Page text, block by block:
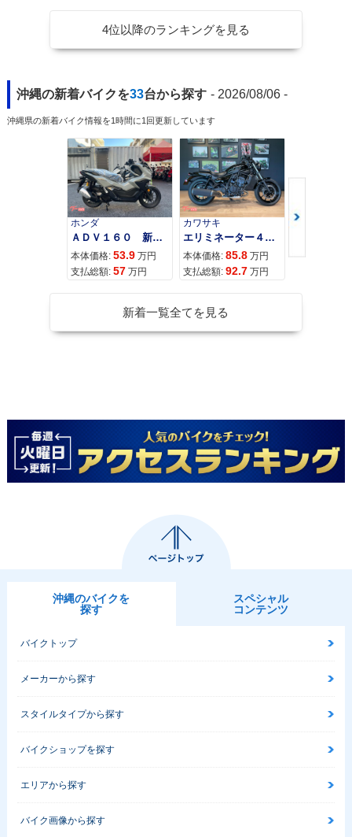
4位以降のランキングを見る
沖縄の新着バイクを33台から探す - 2026/08/06 -
沖縄県の新着バイク情報を1時間に1回更新しています
ホンダ
ＡＤＶ１６０ 新車 ２０２６年最新モデル パールスモーキーグレー スマートキー ２９Ｌメットイン ＵＳＢ Ｔｙｐｅ−Ｃ装備
本体価格: 53.9 万円
支払総額: 57 万円
カワサキ
エリミネーター４００
本体価格: 85.8 万円
支払総額: 92.7 万円
カワサキ
本体価格:
新着一覧全てを見る
沖縄のバイクを
探す
スペシャル
コンテンツ
バイクトップ
メーカーから探す
スタイルタイプから探す
バイクショップを探す
エリアから探す
バイク画像から探す